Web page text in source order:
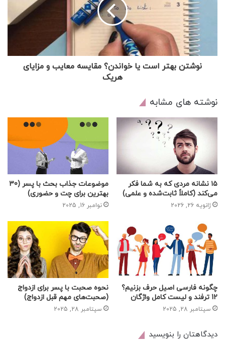
نوشتن بهتر است یا خواندن؟ مقایسه معایب و مزایای
هریک
نوشته های مشابه
۱۵ نشانه مردی که به شما فکر
می‌کند (کاملاً ثابت‌شده و علمی)
ژانویه 26, 2026
موضوعات جذاب بحث با پسر (30
بهترین برای چت و حضوری)
نوامبر 16, 2025
چگونه فارسی اصیل حرف بزنیم؟
12 ترفند و لیست کامل واژگان
سپتامبر 28, 2025
نحوه صحبت با پسر برای ازدواج
(صحبت‌های مهم قبل ازدواج)
سپتامبر 28, 2025
دیدگاهتان را بنویسید